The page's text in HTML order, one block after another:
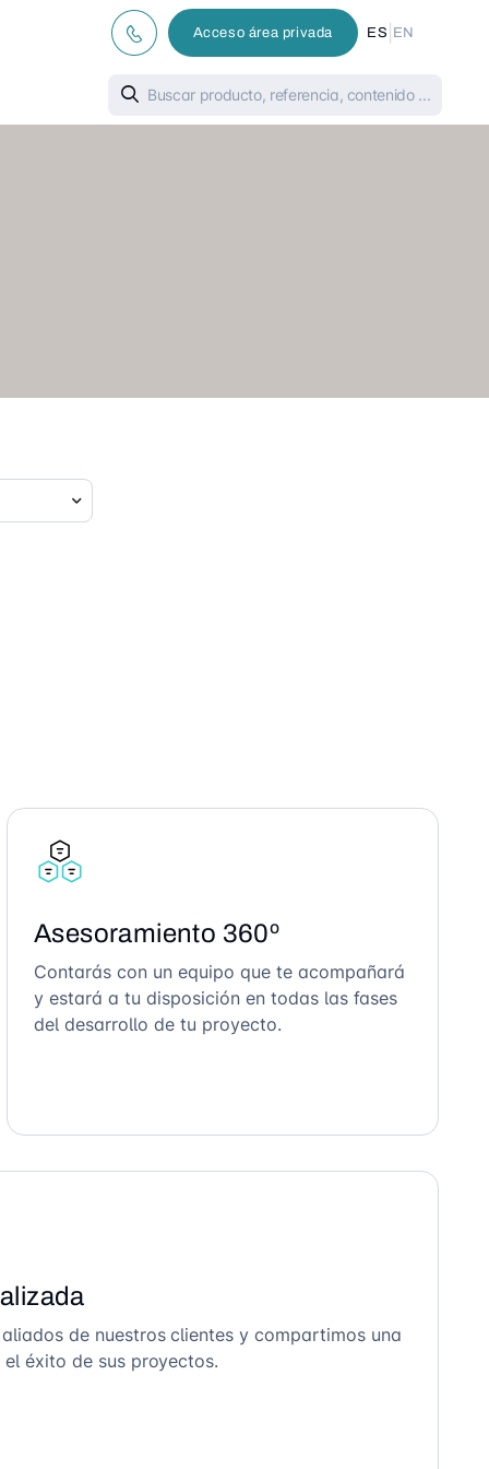
Acceso área privada ES EN
Asesoramiento 360º
Contarás con un equipo que te acompañará
y estará a tu disposición en todas las fases
del desarrollo de tu proyecto.
de nuestros clientes y compartimos una
éxito de sus proyectos.